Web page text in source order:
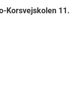
Korsvejskolen 11.